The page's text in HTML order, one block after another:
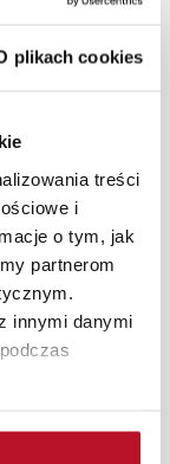
plikach cookies
treści
i
o tym, jak
partnerom
innymi danymi
ozdobna z
jakości
sypialni
pomoc w
i
do 3 dni